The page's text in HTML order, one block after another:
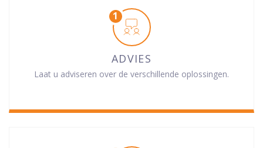
ADVIES
Laat u adviseren over de verschillende oplossingen.